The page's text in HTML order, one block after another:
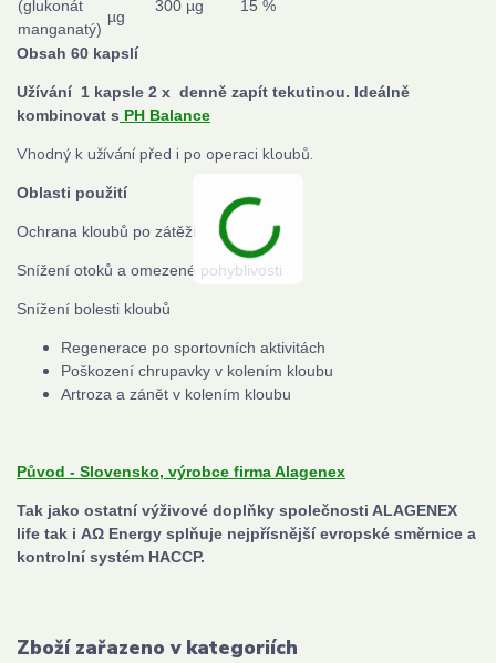
(glukonát
manganatý)
µg
300 µg 15 %
Obsah 60 kapslí
Užívání 1 kapsle 2 x denně zapít tekutinou. Ideálně
kombinovat s PH Balance
Vhodný k užívání před i po operaci kloubů.
Oblasti použití
Ochrana kloubů po zátěži
Snížení otoků a omezené pohyblivosti
Snížení bolesti kloubů
Regenerace po sportovních aktivitách
Poškození chrupavky v kolením kloubu
Artroza a zánět v kolením kloubu
Původ - Slovensko, výrobce firma Alagenex
Tak jako ostatní výživové doplňky společnosti ALAGENEX
life tak i ΑΩ Energy splňuje nejpřísnější evropské směrnice a
kontrolní systém HACCP.
Zboží zařazeno v kategoriích